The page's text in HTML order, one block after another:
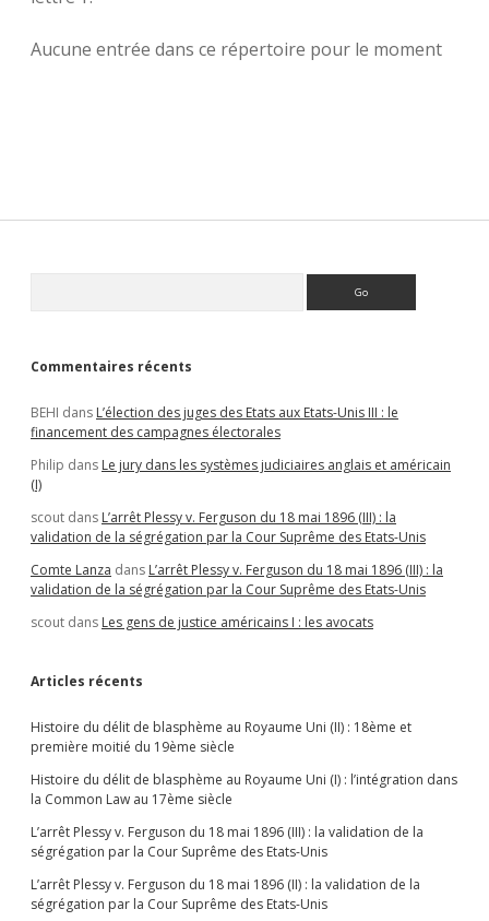
Aucune entrée dans ce répertoire pour le moment
Commentaires récents
BEHI dans L’élection des juges des Etats aux Etats-Unis III : le
financement des campagnes électorales
Philip dans Le jury dans les systèmes judiciaires anglais et américain
(I)
scout dans L’arrêt Plessy v. Ferguson du 18 mai 1896 (III) : la
validation de la ségrégation par la Cour Suprême des Etats-Unis
Comte Lanza dans L’arrêt Plessy v. Ferguson du 18 mai 1896 (III) : la
validation de la ségrégation par la Cour Suprême des Etats-Unis
scout dans Les gens de justice américains I : les avocats
Articles récents
Histoire du délit de blasphème au Royaume Uni (II) : 18ème et
première moitié du 19ème siècle
Histoire du délit de blasphème au Royaume Uni (I) : l’intégration dans
la Common Law au 17ème siècle
L’arrêt Plessy v. Ferguson du 18 mai 1896 (III) : la validation de la
ségrégation par la Cour Suprême des Etats-Unis
L’arrêt Plessy v. Ferguson du 18 mai 1896 (II) : la validation de la
ségrégation par la Cour Suprême des Etats-Unis